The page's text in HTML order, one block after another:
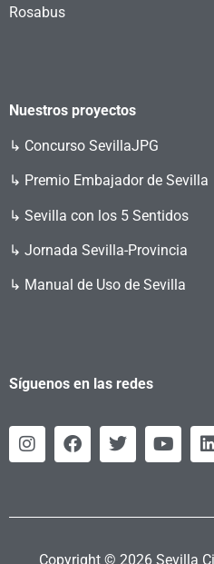
Rosabus
Nuestros proyectos
↳ Concurso SevillaJPG
↳ Premio Embajador de Sevilla
↳ Sevilla con los 5 Sentidos
↳ Jornada Sevilla-Provincia
↳ Manual de Uso de Sevilla
Síguenos en las redes
Copyright © 2026 Sevilla